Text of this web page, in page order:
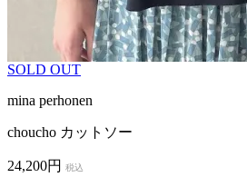
SOLD OUT
mina perhonen
choucho カットソー
24,200円 税込